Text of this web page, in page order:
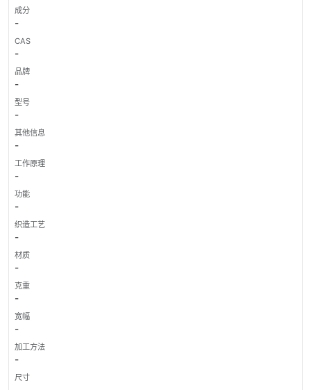
成分
-
CAS
-
品牌
-
型号
-
其他信息
-
工作原理
-
功能
-
织造工艺
-
材质
-
克重
-
宽幅
-
加工方法
-
尺寸